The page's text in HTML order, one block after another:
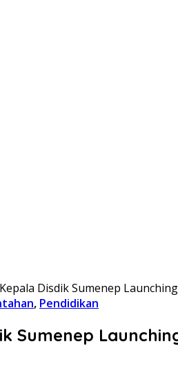
Kepala Disdik Sumenep
, Pendidikan
Sumenep